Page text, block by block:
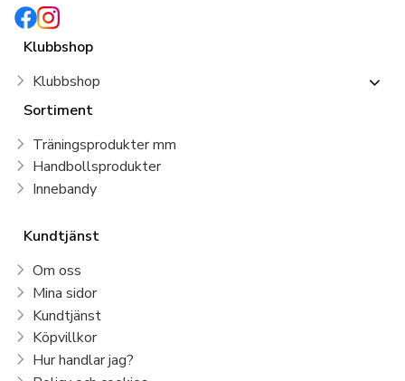
Klubbshop
Klubbshop
Sortiment
Träningsprodukter mm
Handbollsprodukter
Innebandy
Kundtjänst
Om oss
Mina sidor
Kundtjänst
Köpvillkor
Hur handlar jag?